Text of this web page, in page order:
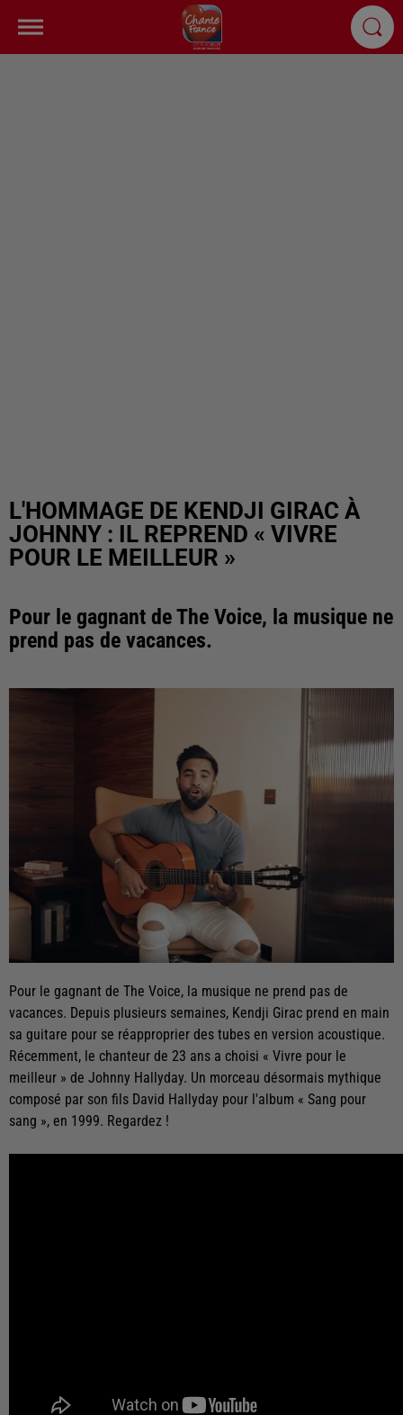
L'HOMMAGE DE KENDJI GIRAC À
JOHNNY : IL REPREND « VIVRE
POUR LE MEILLEUR »
Pour le gagnant de The Voice, la musique ne
prend pas de vacances.
Pour le gagnant de The Voice, la musique ne prend pas de
vacances. Depuis plusieurs semaines, Kendji Girac prend en main
sa guitare pour se réapproprier des tubes en version acoustique.
Récemment, le chanteur de 23 ans a choisi « Vivre pour le
meilleur » de Johnny Hallyday. Un morceau désormais mythique
composé par son fils David Hallyday pour l'album « Sang pour
sang », en 1999. Regardez !